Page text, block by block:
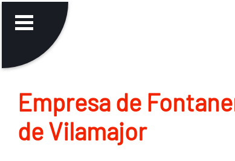
Empresa de
de Vilamajor